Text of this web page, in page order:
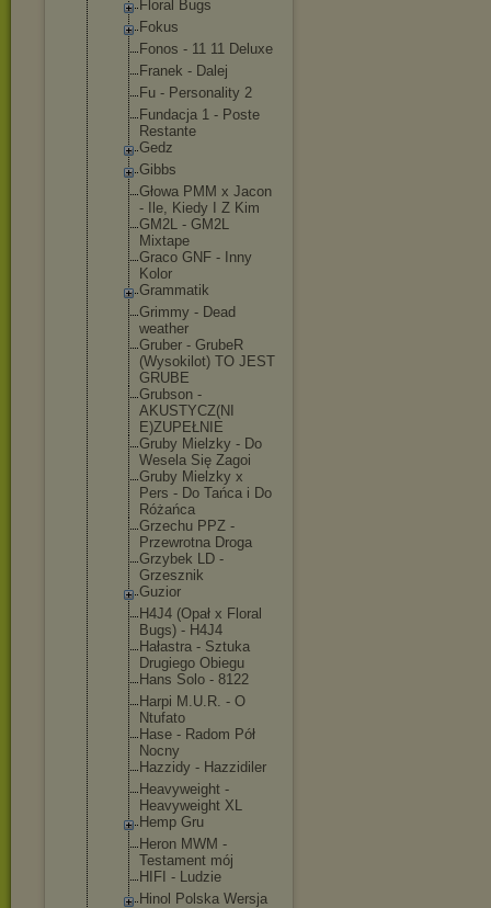
Floral Bugs
Fokus
Fonos - 11 11 Deluxe
Franek - Dalej
Fu - Personality 2
Fundacja 1 - Poste
Restante
Gedz
Gibbs
Głowa PMM x Jacon
- Ile, Kiedy I Z Kim
GM2L - GM2L
Mixtape
Graco GNF - Inny
Kolor
Grammatik
Grimmy - Dead
weather
Gruber - GrubeR
(Wysokilot) TO JEST
GRUBE
Grubson -
AKUSTYCZ(NI
E)ZUPEŁNIE
Gruby Mielzky - Do
Wesela Się Zagoi
Gruby Mielzky x
Pers - Do Tańca i Do
Różańca
Grzechu PPZ -
Przewrotna Droga
Grzybek LD -
Grzesznik
Guzior
H4J4 (Opał x Floral
Bugs) - H4J4
Hałastra - Sztuka
Drugiego Obiegu
Hans Solo - 8122
Harpi M.U.R. - O
Ntufato
Hase - Radom Pół
Nocny
Hazzidy - Hazzidiler
Heavyweight -
Heavyweight XL
Hemp Gru
Heron MWM -
Testament mój
HIFI - Ludzie
Hinol Polska Wersja